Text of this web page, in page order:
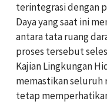
terintegrasi dengan
Daya yang saat ini
antara tata ruang
proses tersebut
Kajian Lingkungan
memastikan seluruh
tetap